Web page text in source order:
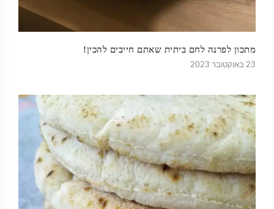
מתכון לפרנה לחם ביתית שאתם חייבים להכין!
23 באוקטובר 2023